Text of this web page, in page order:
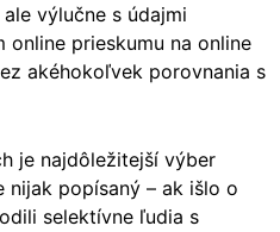
výlučne s údajmi
prieskumu na online
akéhokoľvek porovnania s
je najdôležitejší výber
nijak popísaný – ak išlo o
selektívne ľudia s